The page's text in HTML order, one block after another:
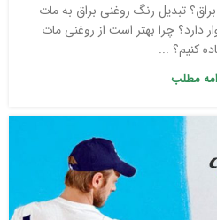
تبدیل رنگ روغنی براق به مات
دارد؟ چرا بهتر است از روغنی مات
کنیم؟ ...
مطلب